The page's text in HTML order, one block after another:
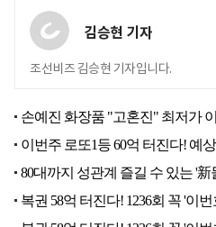
김승현 기자
조선비즈 김승현 기자입니다.